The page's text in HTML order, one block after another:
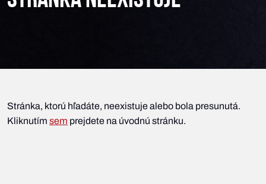
Stránka, ktorú hľadáte, neexistuje alebo bola presunutá.
Kliknutím sem prejdete na úvodnú stránku.